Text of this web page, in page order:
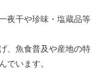
夜干や珍味・塩蔵品等
、魚食普及や産地の特
でいます。